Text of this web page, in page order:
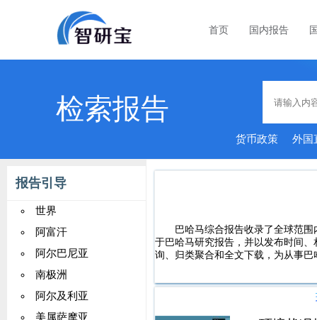
首页 国内报告
检索报告
货币政策 外国
者
报告引导
世界
阿富汗
阿尔巴尼亚
南极洲
阿尔及利亚
美属萨摩亚
巴哈马综合报告收录了全球范
于巴哈马研究报告，并以发布时间
询、归类聚合和全文下载，为从事